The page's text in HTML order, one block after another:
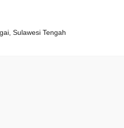
Sulawesi Tengah